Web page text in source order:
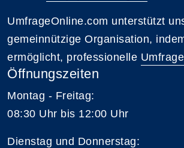
UmfrageOnline.com unterstützt
gemeinnützige Organisation,
ermöglicht, professionelle
Öffnungszeiten
Montag - Freitag:
08:30 Uhr bis 12:00 Uhr
Dienstag und Donnerstag: